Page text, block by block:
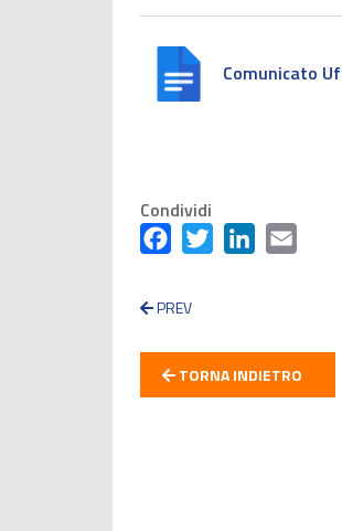
Comunicato
Condividi
FacebookTwitter LinkedIn
PREV
TORNA INDIETRO